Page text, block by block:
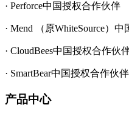
· Perforce中国授权合作伙伴
· Mend （原WhiteSource）
· CloudBees中国授权合作伙
· SmartBear中国授权合作伙伴
产品中心